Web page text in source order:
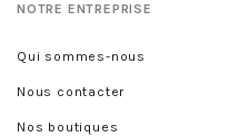
NOTRE ENTREPRISE
Qui sommes-nous
Nous contacter
Nos boutiques